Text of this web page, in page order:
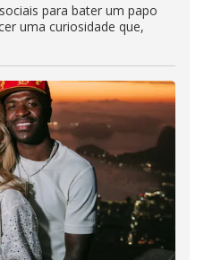
para bater um papo
uma curiosidade que,